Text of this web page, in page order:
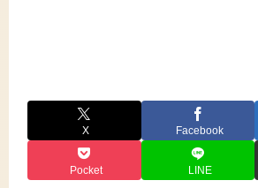
X Facebook
Pocket LINE